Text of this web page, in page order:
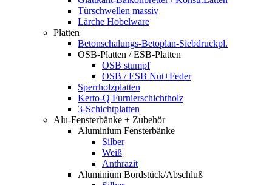
Türschwellen massiv
Lärche Hobelware
Platten
Betonschalungs-Betoplan-Siebdruckpl.
OSB-Platten / ESB-Platten
OSB stumpf
OSB / ESB Nut+Feder
Sperrholzplatten
Kerto-Q Furnierschichtholz
3-Schichtplatten
Alu-Fensterbänke + Zubehör
Aluminium Fensterbänke
Silber
Weiß
Anthrazit
Aluminium Bordstück/Abschluß